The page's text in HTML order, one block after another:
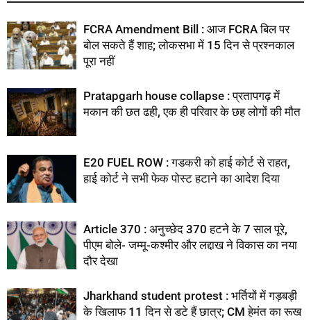
FCRA Amendment Bill : आज FCRA बिल पर
बोल सकते हैं शाह; लोकसभा में 15 दिन से प्रश्नकाल
पूरा नहीं
Pratapgarh house collapse : प्रतापगढ़ में
मकान की छत ढही, एक ही परिवार के छह लोगों की मौत
E20 FUEL ROW : गडकरी को हाई कोर्ट से राहत,
हाई कोर्ट ने सभी फेक पोस्ट हटाने का आदेश दिया
Article 370 : अनुच्छेद 370 हटने के 7 साल पूरे,
पीएम बोले- जम्मू-कश्मीर और लद्दाख ने विकास का नया
दौर देखा
Jharkhand student protest : भर्तियों में गड़बड़ी
के खिलाफ 11 दिन से डटे हैं छात्र; CM हेमंत का रूख